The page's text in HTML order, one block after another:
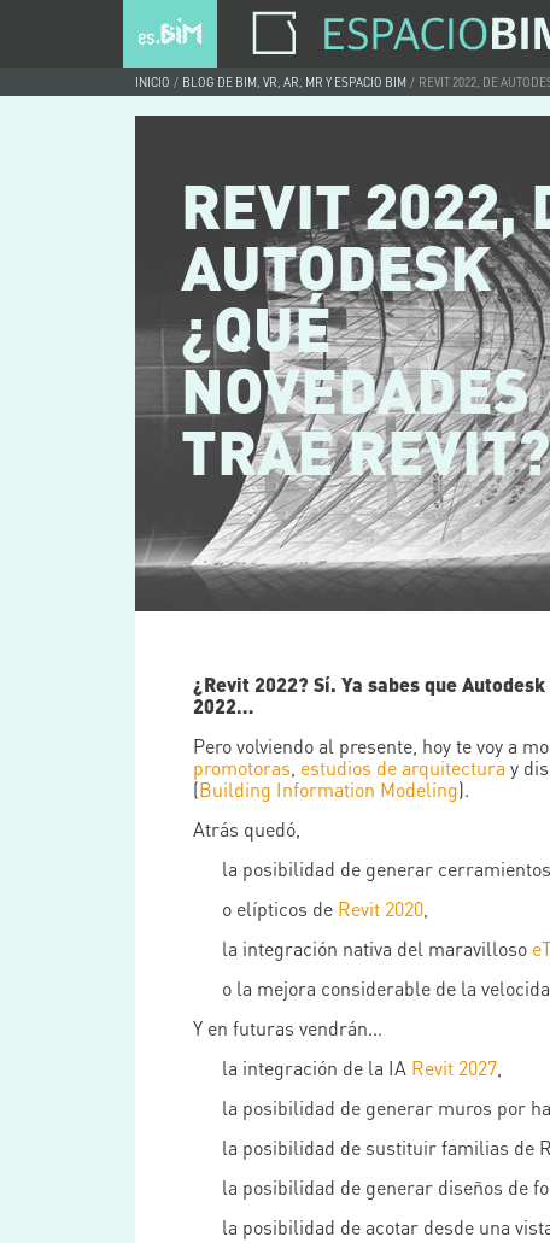
INICIO BLOG DE BIM, VR, AR, MR Y ESPACIO BIM REVIT 2022, DE
REVIT 2022,
AUTODESK
¿QUÉ
NOVEDADES
TRAE REVIT?
¿Revit 2022? Sí. Ya sabes que
2022…
Pero volviendo al presente, hoy te voy a
promotoras estudios de arquitectura y
(Building Information Modeling).
Atrás quedó,
la posibilidad de generar
o elípticos de Revit 2020
la integración nativa del maravilloso
o la mejora considerable de la
Y en futuras vendrán…
la integración de la IA Revit 2027
la posibilidad de generar muros por
la posibilidad de sustituir familias de
la posibilidad de generar diseños de
la posibilidad de acotar desde una